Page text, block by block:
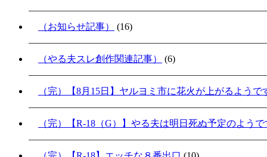
（お知らせ記事） (16)
（やる夫スレ創作関連記事） (6)
（完）【8月15日】ヤルヨミ市に花火が上がるよう
（完）【R-18（G）】やる夫は明日死ぬ予定のよう